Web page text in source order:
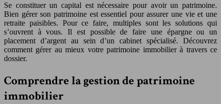
Se constituer un capital est nécessaire pour avoir un patrimoine.
Bien gérer son patrimoine est essentiel pour assurer une vie et une
retraite paisibles. Pour ce faire, multiples sont les solutions qui
s’ouvrent à vous. Il est possible de faire une épargne ou un
placement d’argent au sein d’un cabinet spécialisé. Découvrez
comment gérer au mieux votre patrimoine immobilier à travers ce
dossier.
Comprendre la gestion de patrimoine
immobilier